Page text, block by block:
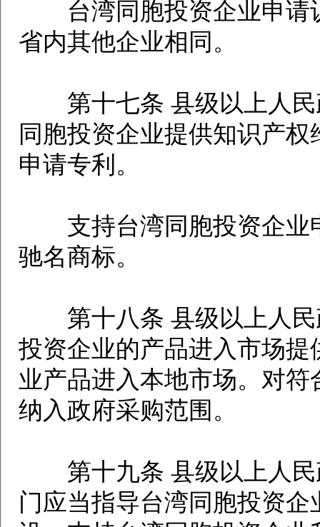
台湾同胞投资企业申请
省内其他企业相同。
第十七条 县级以上人民
同胞投资企业提供知识产
申请专利。
支持台湾同胞投资企业
驰名商标。
第十八条 县级以上人民
投资企业的产品进入市场
业产品进入本地市场。对
纳入政府采购范围。
第十九条 县级以上人民
门应当指导台湾同胞投资